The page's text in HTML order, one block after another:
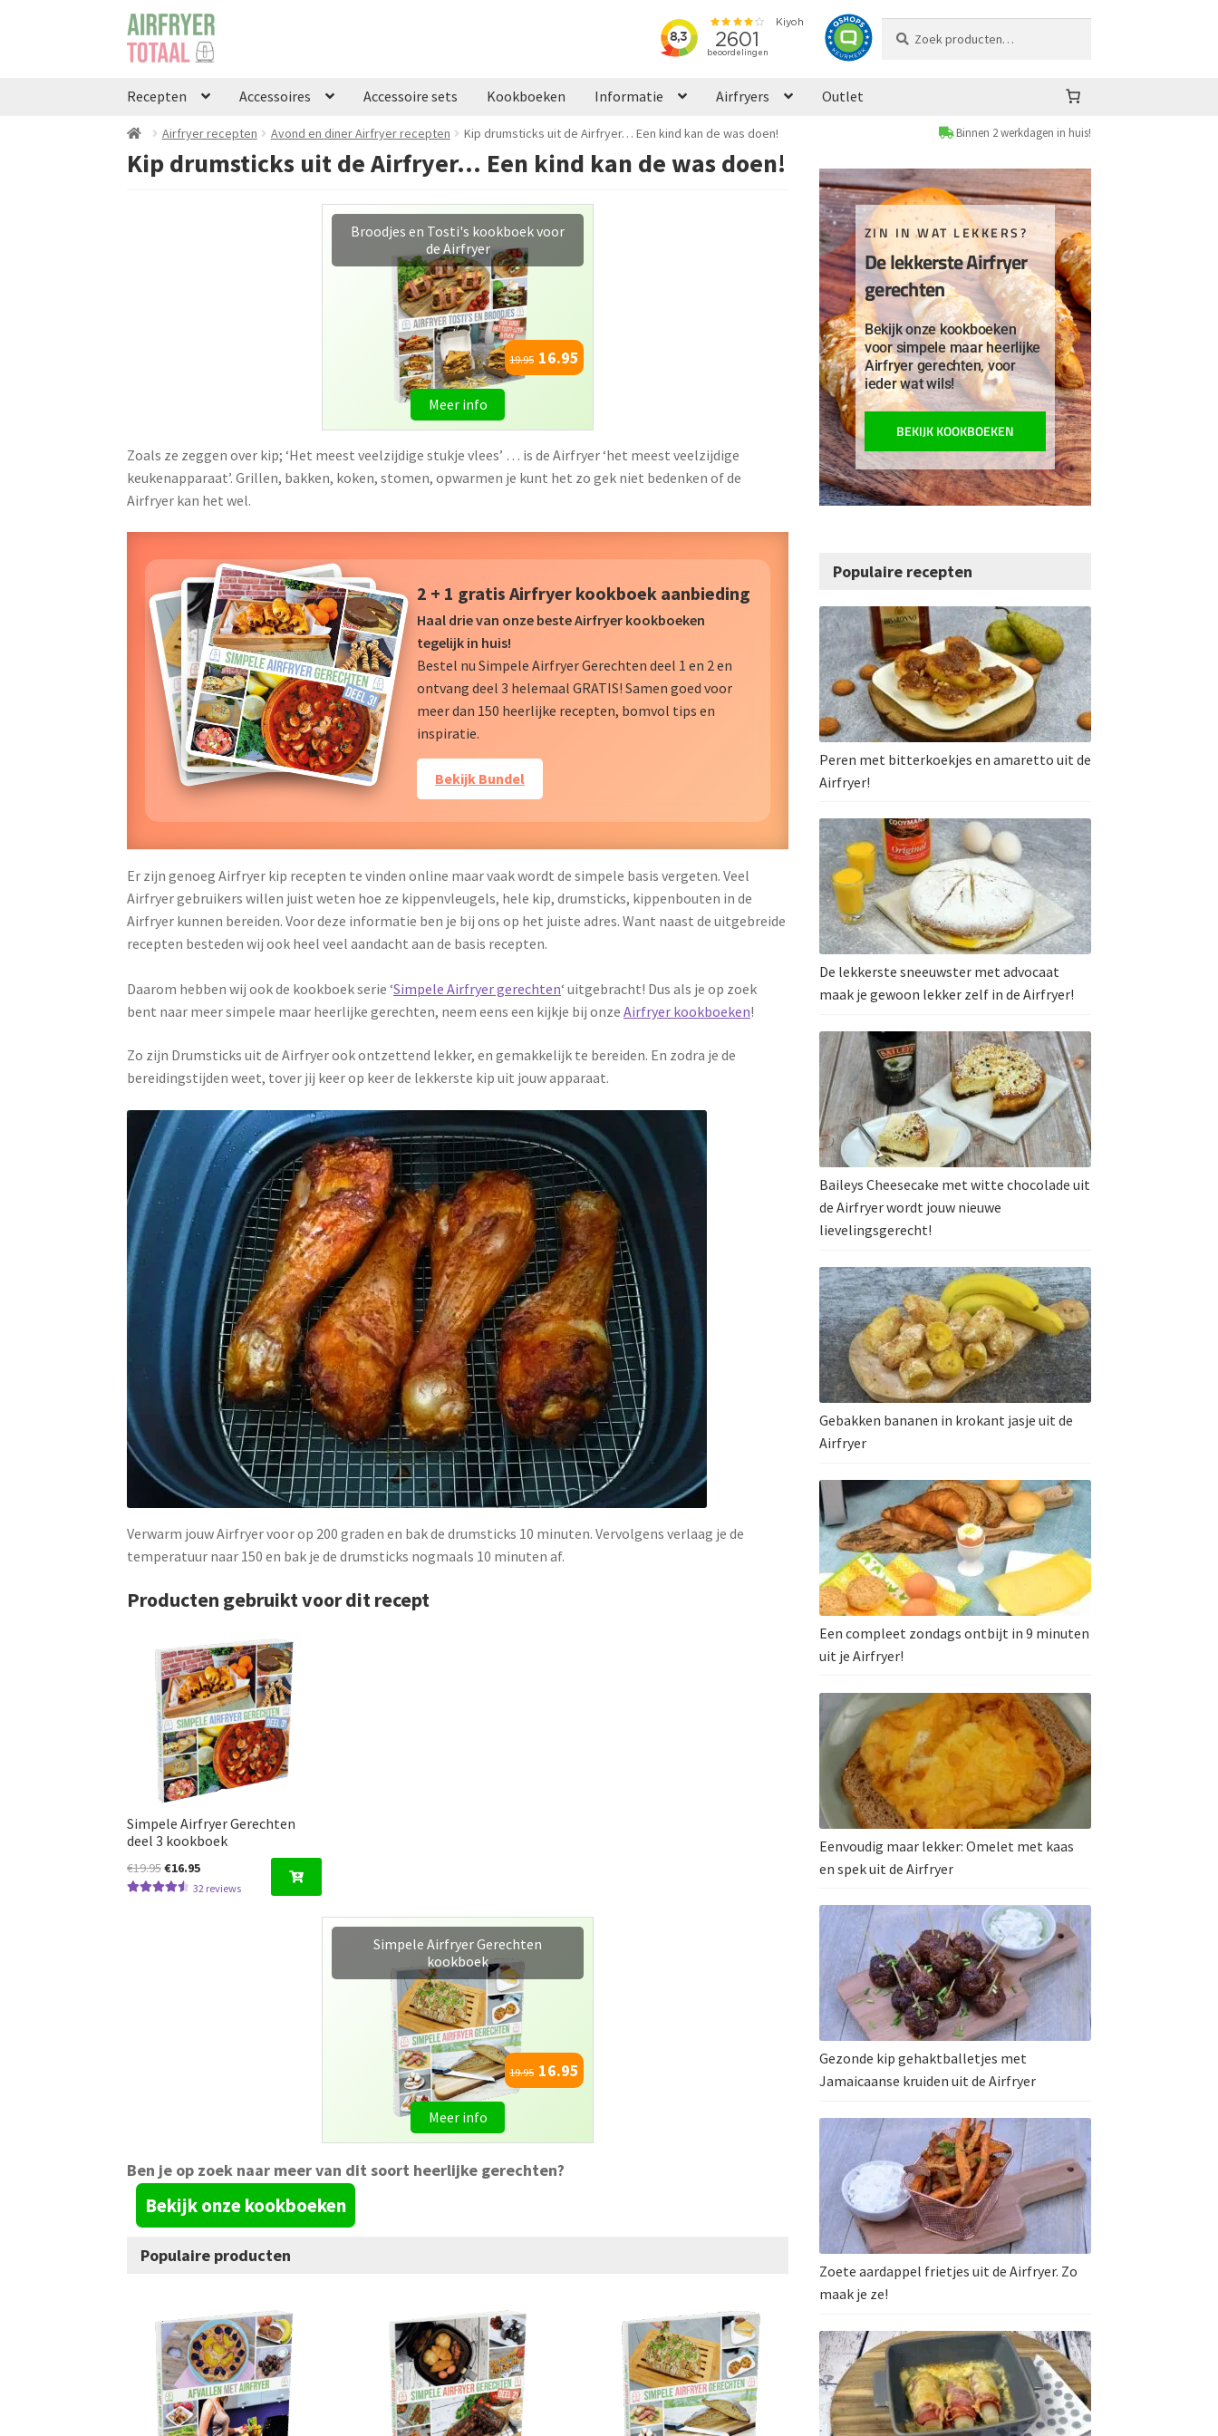
Ga
door
navigatie
Ga
naar
inhoud
naar:
Recepten Accessoires Accessoire sets Kookboeken Informatie Airfryers Outlet
Airfryer recepten Avond en diner Airfryer recepten Kip drumsticks uit de Airfryer… Een kind kan de was doen! Binnen 2 werkdagen in huis!
Kip drumsticks uit de Airfryer… Een kind kan de was doen!
Broodjes en Tosti's kookboek voor
de Airfryer
19.95 16.95
Meer info
Zoals ze zeggen over kip; ‘Het meest veelzijdige stukje vlees’ … is de Airfryer ‘het meest veelzijdige
keukenapparaat’. Grillen, bakken, koken, stomen, opwarmen je kunt het zo gek niet bedenken of de
Airfryer kan het wel.
2 + 1 gratis Airfryer kookboek aanbieding
Haal drie van onze beste Airfryer kookboeken
tegelijk in huis!
Bestel nu Simpele Airfryer Gerechten deel 1 en 2 en
ontvang deel 3 helemaal GRATIS! Samen goed voor
meer dan 150 heerlijke recepten, bomvol tips en
inspiratie.
Bekijk Bundel
Er zijn genoeg Airfryer kip recepten te vinden online maar vaak wordt de simpele basis vergeten. Veel
Airfryer gebruikers willen juist weten hoe ze kippenvleugels, hele kip, drumsticks, kippenbouten in de
Airfryer kunnen bereiden. Voor deze informatie ben je bij ons op het juiste adres. Want naast de uitgebreide
recepten besteden wij ook heel veel aandacht aan de basis recepten.
Daarom hebben wij ook de kookboek serie ‘Simpele Airfryer gerechten‘ uitgebracht! Dus als je op zoek
bent naar meer simpele maar heerlijke gerechten, neem eens een kijkje bij onzeAirfryer kookboeken!
Zo zijn Drumsticks uit de Airfryer ook ontzettend lekker, en gemakkelijk te bereiden. En zodra je de
bereidingstijden weet, tover jij keer op keer de lekkerste kip uit jouw apparaat.
Verwarm jouw Airfryer voor op 200 graden en bak de drumsticks 10 minuten. Vervolgens verlaag je de
temperatuur naar 150 en bak je de drumsticks nogmaals 10 minuten af.
Producten gebruikt voor dit recept
Simpele Airfryer Gerechten
deel 3 kookboek
€19.95Oorspronkelijke
prijs
€16.95Huidige
prijs
32 reviews
Simpele Airfryer Gerechten
kookboek
19.95 16.95
Meer info
Ben je op zoek naar meer van dit soort heerlijke gerechten?
Bekijk onze kookboeken
Populaire producten
ZIN IN WAT LEKKERS?
De lekkerste Airfryer
gerechten
Bekijk onze kookboeken
voor simpele maar heerlijke
Airfryer gerechten, voor
ieder wat wils!
BEKIJK KOOKBOEKEN
Populaire recepten
Peren met bitterkoekjes en amaretto uit de
Airfryer!
De lekkerste sneeuwster met advocaat
maak je gewoon lekker zelf in de Airfryer!
Baileys Cheesecake met witte chocolade uit
de Airfryer wordt jouw nieuwe
lievelingsgerecht!
Gebakken bananen in krokant jasje uit de
Airfryer
Een compleet zondags ontbijt in 9 minuten
uit je Airfryer!
Eenvoudig maar lekker: Omelet met kaas
en spek uit de Airfryer
Gezonde kip gehaktballetjes met
Jamaicaanse kruiden uit de Airfryer
Zoete aardappel frietjes uit de Airfryer. Zo
maak je ze!